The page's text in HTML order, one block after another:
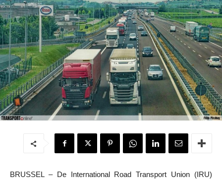
BRUSSEL – De International Road Transport Union (IRU)